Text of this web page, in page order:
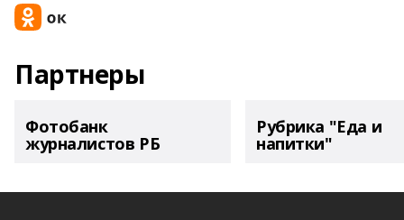
Партнеры
Фотобанк
журналистов РБ
Рубрика "Еда и
напитки"